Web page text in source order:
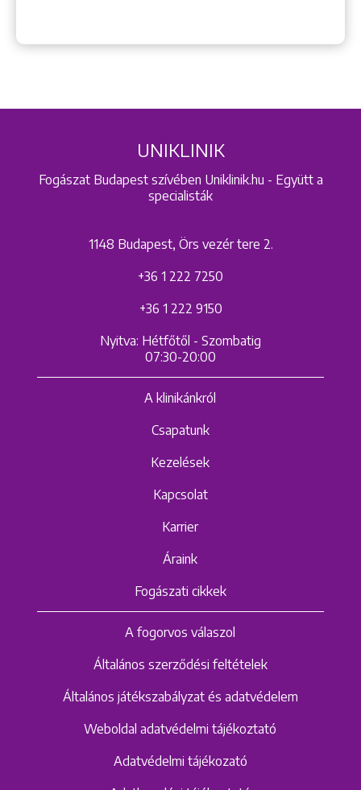
UNIKLINIK
Fogászat Budapest szívében Uniklinik.hu - Együtt a
specialisták
1148 Budapest, Örs vezér tere 2.
+36 1 222 7250
+36 1 222 9150
Nyitva: Hétfőtől - Szombatig
07:30-20:00
A klinikánkról
Csapatunk
Kezelések
Kapcsolat
Karrier
Áraink
Fogászati cikkek
A fogorvos válaszol
Általános szerződési feltételek
Általános játékszabályzat és adatvédelem
Weboldal adatvédelmi tájékoztató
Adatvédelmi tájékozató